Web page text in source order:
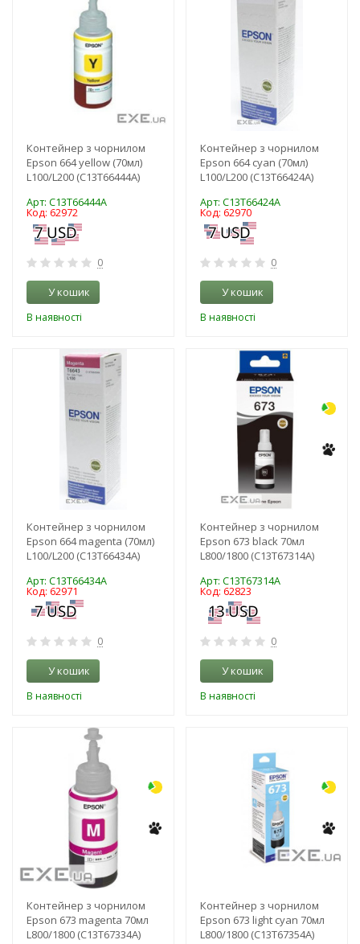
Контейнер з чорнилом
Epson 664 yellow (70мл)
L100/L200 (C13T66444A)
Арт: C13T66444A
Код: 62972
0
У кошик
В наявності
Контейнер з чорнилом
Epson 664 cyan (70мл)
L100/L200 (C13T66424A)
Арт: C13T66424A
Код: 62970
0
У кошик
В наявності
Контейнер з чорнилом
Epson 664 magenta (70мл)
L100/L200 (C13T66434A)
Арт: C13T66434A
Код: 62971
0
У кошик
В наявності
Контейнер з чорнилом
Epson 673 black 70мл
L800/1800 (C13T67314A)
Арт: C13T67314A
Код: 62823
0
У кошик
В наявності
Контейнер з чорнилом
Epson 673 magenta 70мл
L800/1800 (C13T67334A)
Контейнер з чорнилом
Epson 673 light cyan 70мл
L800/1800 (C13T67354A)